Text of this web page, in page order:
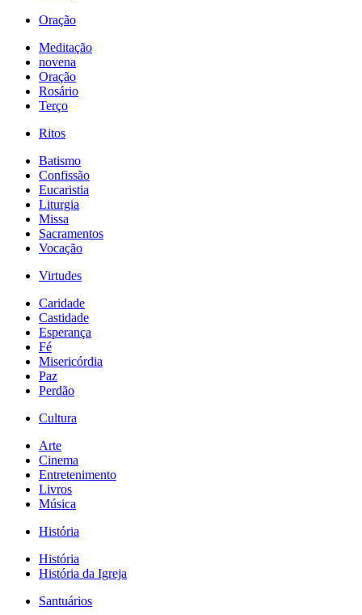
Oração
Meditação
novena
Oração
Rosário
Terço
Ritos
Batismo
Confissão
Eucaristia
Liturgia
Missa
Sacramentos
Vocação
Virtudes
Caridade
Castidade
Esperança
Fé
Misericórdia
Paz
Perdão
Cultura
Arte
Cinema
Entretenimento
Livros
Música
História
História
História da Igreja
Santuários